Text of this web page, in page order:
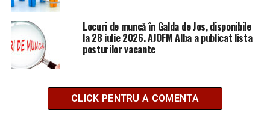
Locuri de muncă în Galda de Jos, disponibile
la 28 iulie 2026. AJOFM Alba a publicat lista
posturilor vacante
CLICK PENTRU A COMENTA